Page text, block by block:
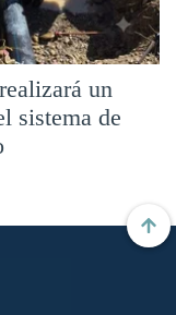
un
sistema de